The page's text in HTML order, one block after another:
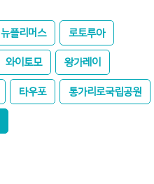
뉴플리머스
로토루아
와이토모
왕가레이
타우포
통가리로국립공원